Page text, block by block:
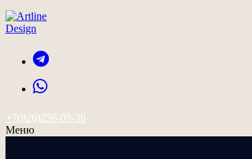
+7(926)256-09-36
Меню